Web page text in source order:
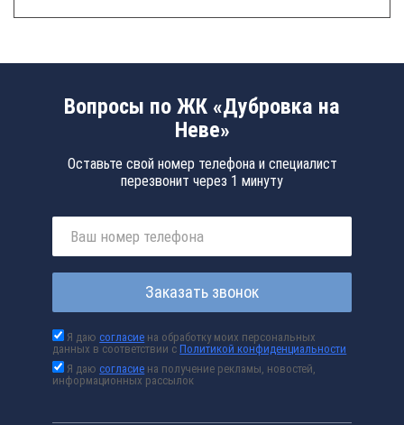
Вопросы по ЖК «Дубровка на
Неве»
Оставьте свой номер телефона и специалист
перезвонит через 1 минуту
Заказать звонок
Я даюсогласие на обработку моих персональных
данных в соответствии сПолитикой конфиденциальности
Я даюсогласие на получение рекламы, новостей,
информационных рассылок